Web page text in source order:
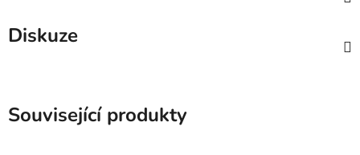
Diskuze
Související produkty